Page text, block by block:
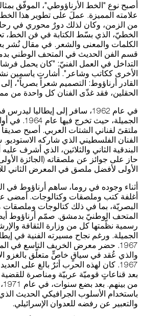
أصبح نوع "الخط الأرناؤوطي"، الموفّق
علامته المميزة. عملَ على تطوير هذا
من الزمن، وكان لذلك دورٌ محوري في
الخطيّ، الذي بسّط الكتابة في فن الخط،
الكلمات والمعنى والشعر. في مقال نُشر
قسم الفن الحديث في المتحف الوطني
التداخل في العمل الفنيّ: "كان يحمل
الأخرى ككاتب وشاعر". أشارت ياسمين
القادر أرناؤوط: التصميم شعراً بصرياً"،
الحقلين، فقد غذّى الفنان كل واحدة من
في عام 1962، سافر إلى إيطاليا
الجميلة، حيث
الفنان الفلسطيني الذي شاركه
حاز على جوائز عن ملصقاته (الجائزة
الأولى لأفضل ملصق في المعرض الثاني
أثناء وجوده في روما، ساهم أرناؤوط في
أغلفة كتب وملصقات وكتالوجات. أمضى
البصريّة، بما في ذلك كتالوجات
المتحف الوطنيّ بدمشق. صمّم أرناؤوط
رسمية نظّمتها كل من وزارة الثقافة
الجميلة. ورغم نجاح مسيرته الفنية في
1967. حضر معرض الخريف التاسع في
والذي عُقد في سياقٍ خاصٍّ متعلّق بالغزو
1967. كان لهذه الحرب أثرٌ بالغ على
بعد قناعاتٍ قوميّة عربيّة ومناصرة للقضية
باستخدام الأسلوب الجرافيكي الحديث
والتعبير عن رفضه للعدوان الإسرائيلي.